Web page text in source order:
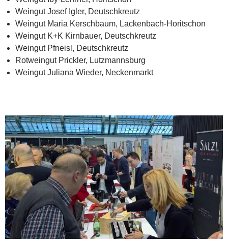
Weingut Josef Igler, Deutschkreutz
Weingut Maria Kerschbaum, Lackenbach-Horitschon
Weingut K+K Kirnbauer, Deutschkreutz
Weingut Pfneisl, Deutschkreutz
Rotweingut Prickler, Lutzmannsburg
Weingut Juliana Wieder, Neckenmarkt